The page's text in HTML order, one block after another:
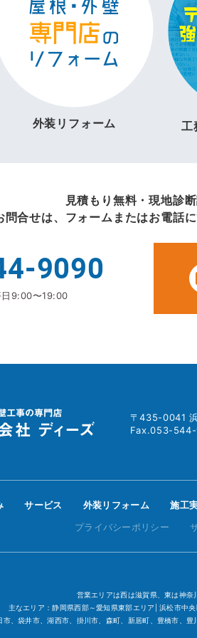
外装リフォーム 工
見積もり無料・現地診
問合せは、フォームまたはお電話
9090
日9:00〜19:00
〒435-0041
Fax.053-
サービス 外装リフォーム 施工
プライバシーポリシー
営業エリアは西は滋賀県、東は神奈
主なエリア：静岡県西部～愛知県東部エリア| 浜松市中
市、袋井市、湖西市、掛川市、森町、新居町、豊橋市、